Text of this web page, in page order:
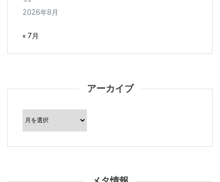
2026年8月
« 7月
アーカイブ
ア
カ
メタ情報